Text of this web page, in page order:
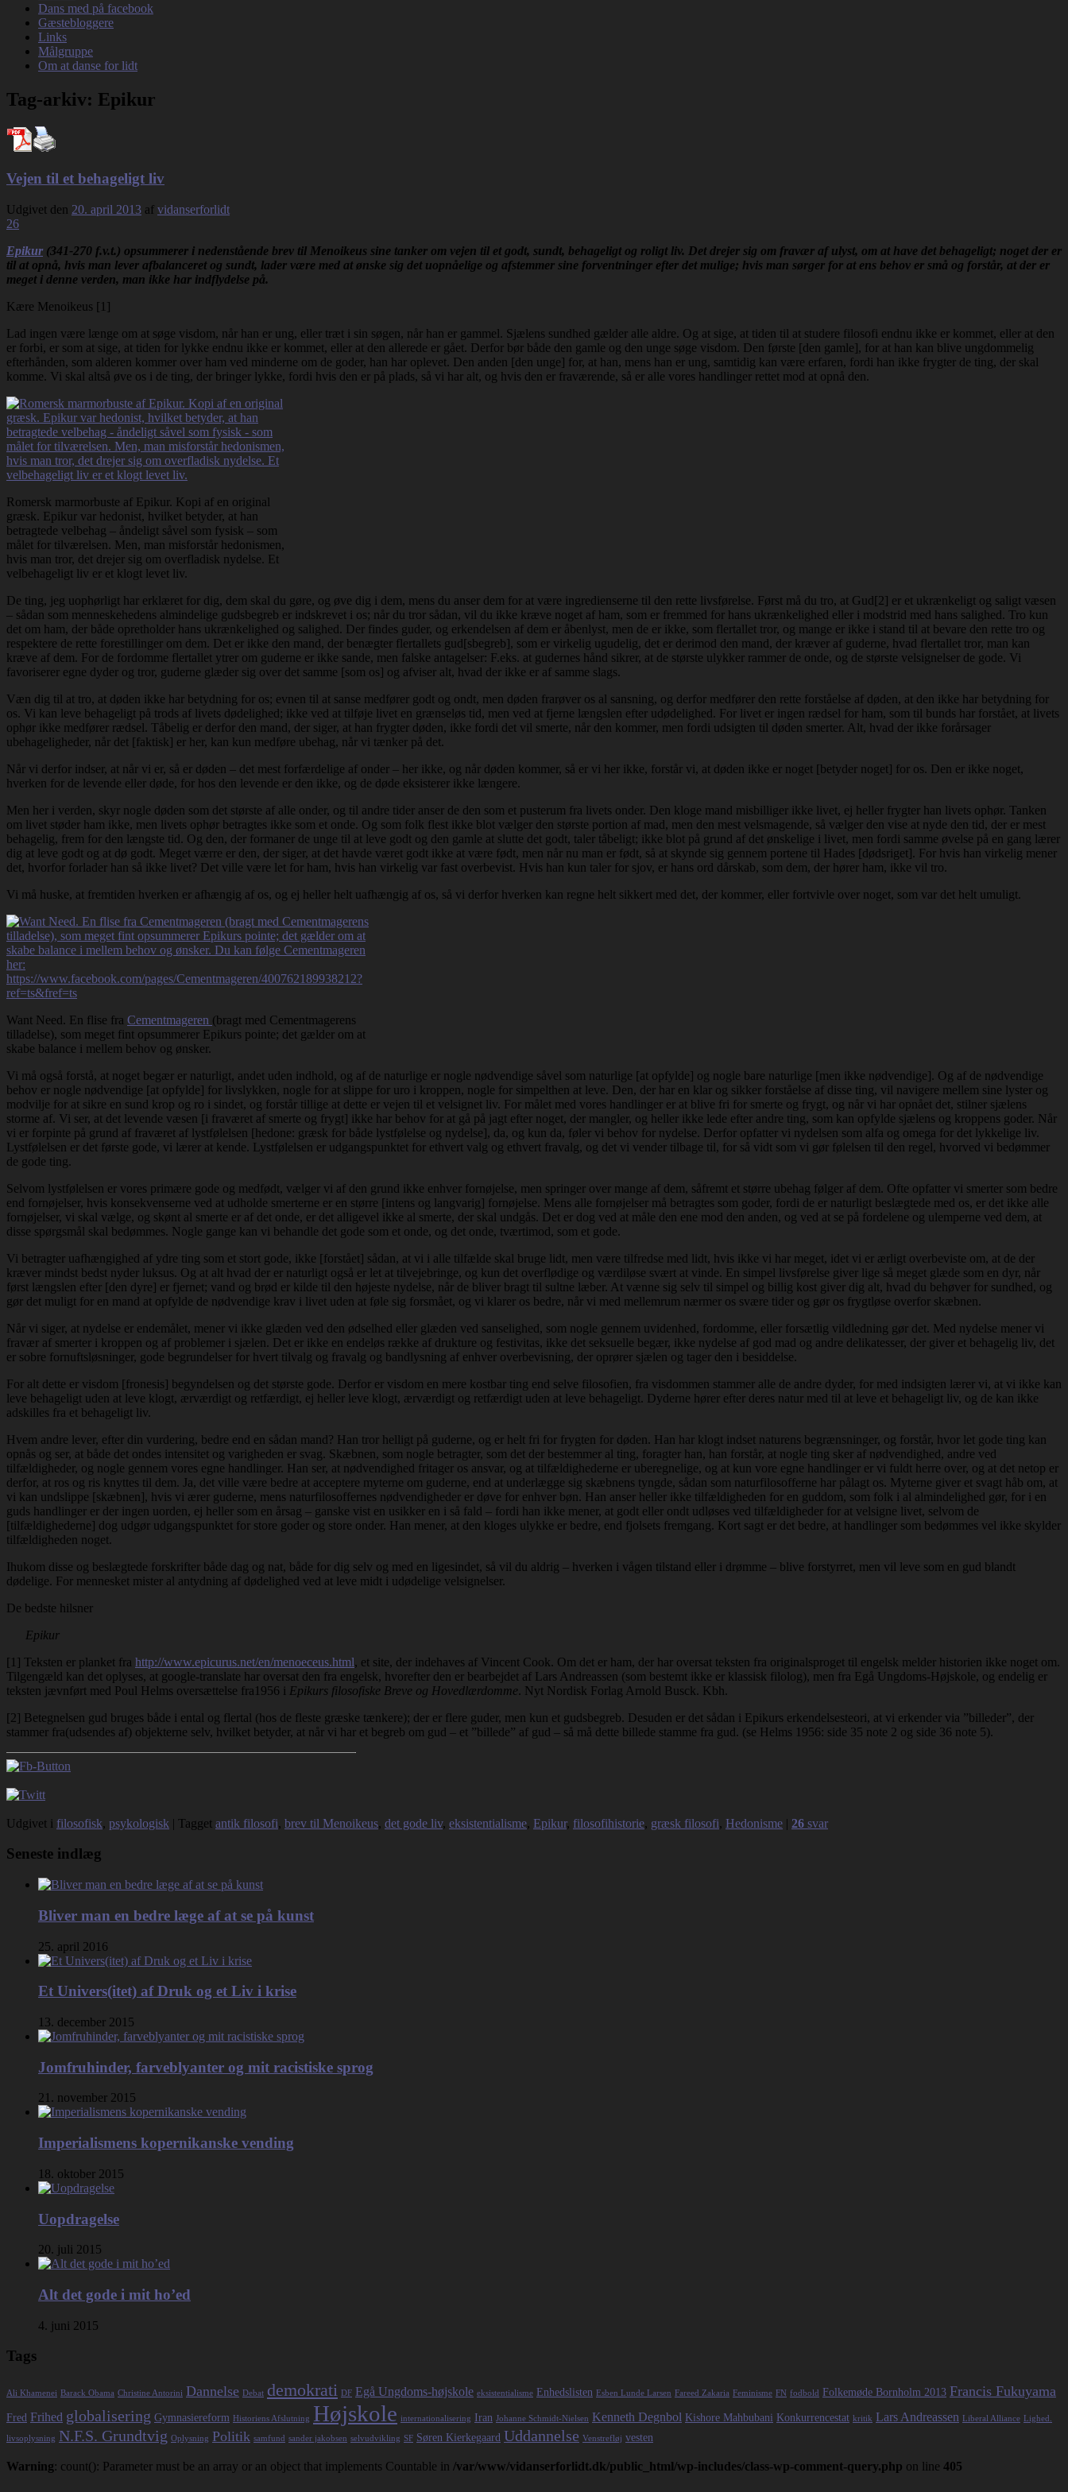
Dans med på facebook
Gæstebloggere
Links
Målgruppe
Om at danse for lidt
Tag-arkiv: Epikur
Vejen til et behageligt liv
Udgivet den 20. april 2013 af vidanserforlidt
26
Epikur(341-270 f.v.t.) opsummerer i nedenstående brev til Menoikeus sine tanker om vejen til et godt, sundt, behageligt og roligt liv. Det drejer sig om fravær af ulyst, om at have det behageligt; noget der er
til at opnå, hvis man lever afbalanceret og sundt, lader være med at ønske sig det uopnåelige og afstemmer sine forventninger efter det mulige; hvis man sørger for at ens behov er små og forstår, at der er
meget i denne verden, man ikke har indflydelse på.
Kære Menoikeus [1]
Lad ingen være længe om at søge visdom, når han er ung, eller træt i sin søgen, når han er gammel. Sjælens sundhed gælder alle aldre. Og at sige, at tiden til at studere filosofi endnu ikke er kommet, eller at den
er forbi, er som at sige, at tiden for lykke endnu ikke er kommet, eller at den allerede er gået. Derfor bør både den gamle og den unge søge visdom. Den første [den gamle], for at han kan blive ungdommelig
efterhånden, som alderen kommer over ham ved minderne om de goder, han har oplevet. Den anden [den unge] for, at han, mens han er ung, samtidig kan være erfaren, fordi han ikke frygter de ting, der skal
komme. Vi skal altså øve os i de ting, der bringer lykke, fordi hvis den er på plads, så vi har alt, og hvis den er fraværende, så er alle vores handlinger rettet mod at opnå den.
Romersk marmorbuste af Epikur. Kopi af en original
græsk. Epikur var hedonist, hvilket betyder, at han
betragtede velbehag – åndeligt såvel som fysisk – som
målet for tilværelsen. Men, man misforstår hedonismen,
hvis man tror, det drejer sig om overfladisk nydelse. Et
velbehageligt liv er et klogt levet liv.
De ting, jeg uophørligt har erklæret for dig, dem skal du gøre, og øve dig i dem, mens du anser dem for at være ingredienserne til den rette livsførelse. Først må du tro, ​​at Gud[2] er et ukrænkeligt og saligt væsen
– sådan som menneskehedens almindelige gudsbegreb er indskrevet i os; når du tror sådan, vil du ikke kræve noget af ham, som er fremmed for hans ukrænkelighed eller i modstrid med hans salighed. Tro kun
det om ham, der både opretholder hans ukrænkelighed og salighed. Der findes guder, og erkendelsen af dem er åbenlyst, men de er ikke, som flertallet tror, og mange er ikke i stand til at bevare den rette tro og
respektere de rette forestillinger om dem. Det er ikke den mand, der benægter flertallets gud[sbegreb], som er virkelig ugudelig, det er derimod den mand, der kræver af guderne, hvad flertallet tror, man kan
kræve af dem. For de fordomme flertallet ytrer om guderne er ikke sande, men falske antagelser: F.eks. at gudernes hånd sikrer, at de største ulykker rammer de onde, og de største velsignelser de gode. Vi
favoriserer egne dyder og tror, guderne glæder sig over det samme [som os] og afviser alt, hvad der ikke er af samme slags.
Væn dig til at tro, at døden ikke har betydning for os; evnen til at sanse medfører godt og ondt, men døden frarøver os al sansning, og derfor medfører den rette forståelse af døden, at den ikke har betydning for
os. Vi kan leve behageligt på trods af livets dødelighed; ikke ved at tilføje livet en grænseløs tid, men ved at fjerne længslen efter udødelighed. For livet er ingen rædsel for ham, som til bunds har forstået, at livets
ophør ikke medfører rædsel. Tåbelig er derfor den mand, der siger, at han frygter døden, ikke fordi det vil smerte, når den kommer, men fordi udsigten til døden smerter. Alt, hvad der ikke forårsager
ubehageligheder, når det [faktisk] er her, kan kun medføre ubehag, når vi tænker på det.
Når vi derfor indser, at når vi er, så er døden – det mest forfærdelige af onder – her ikke, og når døden kommer, så er vi her ikke, forstår vi, at døden ikke er noget [betyder noget] for os. Den er ikke noget,
hverken for de levende eller døde, for hos den levende er den ikke, og de døde eksisterer ikke længere.
Men her i verden, skyr nogle døden som det største af alle onder, og til andre tider anser de den som et pusterum fra livets onder. Den kloge mand misbilliger ikke livet, ej heller frygter han livets ophør. Tanken
om livet støder ham ikke, men livets ophør betragtes ikke som et onde. Og som folk flest ikke blot vælger den største portion af mad, men den mest velsmagende, så vælger den vise at nyde den tid, der er mest
behagelig, frem for den længste tid. Og den, der formaner de unge til at leve godt og den gamle at slutte det godt, taler tåbeligt; ikke blot på grund af det ønskelige i livet, men fordi samme øvelse på en gang lærer
dig at leve godt og at dø godt. Meget værre er den, der siger, at det havde været godt ikke at være født, men når nu man er født, så at skynde sig gennem portene til Hades [dødsriget]. For hvis han virkelig mener
det, hvorfor forlader han så ikke livet? Det ville være let for ham, hvis han virkelig var fast overbevist. Hvis han kun taler for sjov, er hans ord dårskab, som dem, der hører ham, ikke vil tro.
Vi må huske, at fremtiden hverken er afhængig af os, og ej heller helt uafhængig af os, så vi derfor hverken kan regne helt sikkert med det, der kommer, eller fortvivle over noget, som var det helt umuligt.
Want Need. En flise fra Cementmageren (bragt med Cementmagerens
tilladelse), som meget fint opsummerer Epikurs pointe; det gælder om at
skabe balance i mellem behov og ønsker.
Vi må også forstå, at noget begær er naturligt, andet uden indhold, og af de naturlige er nogle nødvendige såvel som naturlige [at opfylde] og nogle bare naturlige [men ikke nødvendige]. Og af de nødvendige
behov er nogle nødvendige [at opfylde] for livslykken, nogle for at slippe for uro i kroppen, nogle for simpelthen at leve. Den, der har en klar og sikker forståelse af disse ting, vil navigere mellem sine lyster og
modvilje for at sikre en sund krop og ro i sindet, og forstår tillige at dette er vejen til et velsignet liv. For målet med vores handlinger er at blive fri for smerte og frygt, og når vi har opnået det, stilner sjælens
storme af. Vi ser, at det levende væsen [i fraværet af smerte og frygt] ikke har behov for at gå på jagt efter noget, der mangler, og heller ikke lede efter andre ting, som kan opfylde sjælens og kroppens goder. Når
vi er forpinte på grund af fraværet af lystfølelsen [hedone: græsk for både lystfølelse og nydelse], da, og kun da, føler vi behov for nydelse. Derfor opfatter vi nydelsen som alfa og omega for det lykkelige liv.
Lystfølelsen er det første gode, vi lærer at kende. Lystfølelsen er udgangspunktet for ethvert valg og ethvert fravalg, og det vi vender tilbage til, for så vidt som vi gør følelsen til den regel, hvorved vi bedømmer
de gode ting.
Selvom lystfølelsen er vores primære gode og medfødt, vælger vi af den grund ikke enhver fornøjelse, men springer over mange af dem, såfremt et større ubehag følger af dem. Ofte opfatter vi smerter som bedre
end fornøjelser, hvis konsekvenserne ved at udholde smerterne er en større [intens og langvarig] fornøjelse. Mens alle fornøjelser må betragtes som goder, fordi de er naturligt beslægtede med os, er det ikke alle
fornøjelser, vi skal vælge, og skønt al smerte er af det onde, er det alligevel ikke al smerte, der skal undgås. Det er dog ved at måle den ene mod den anden, og ved at se på fordelene og ulemperne ved dem, at
disse spørgsmål skal bedømmes. Nogle gange kan vi behandle det gode som et onde, og det onde, tværtimod, som et gode.
Vi betragter uafhængighed af ydre ting som et stort gode, ikke [forstået] sådan, at vi i alle tilfælde skal bruge lidt, men være tilfredse med lidt, hvis ikke vi har meget, idet vi er ærligt overbeviste om, at de der
kræver mindst bedst nyder luksus. Og at alt hvad der er naturligt også er let at tilvejebringe, og kun det overflødige og værdiløse svært at vinde. En simpel livsførelse giver lige så meget glæde som en dyr, når
først længslen efter [den dyre] er fjernet; vand og brød er kilde til den højeste nydelse, når de bliver bragt til sultne læber. At vænne sig selv til simpel og billig kost giver dig alt, hvad du behøver for sundhed, og
gør det muligt for en mand at opfylde de nødvendige krav i livet uden at føle sig forsmået, og vi klarer os bedre, når vi med mellemrum nærmer os svære tider og gør os frygtløse overfor skæbnen.
Når vi siger, at nydelse er endemålet, mener vi ikke glæden ved den ødselhed eller glæden ved sanselighed, som nogle gennem uvidenhed, fordomme, eller forsætlig vildledning gør det. Med nydelse mener vi
fravær af smerter i kroppen og af problemer i sjælen. Det er ikke en endeløs række af drukture og festivitas, ikke det seksuelle begær, ikke nydelse af god mad og andre delikatesser, der giver et behagelig liv, det
er sobre fornuftsløsninger, gode begrundelser for hvert tilvalg og fravalg og bandlysning af enhver overbevisning, der oprører sjælen og tager den i besiddelse.
For alt dette er visdom [fronesis] begyndelsen og det største gode. Derfor er visdom en mere kostbar ting end selve filosofien, fra visdommen stammer alle de andre dyder, for med indsigten lærer vi, at vi ikke kan
leve behageligt uden at leve klogt, ærværdigt og retfærdigt, ej heller leve klogt, ærværdigt og retfærdigt uden at leve behageligt. Dyderne hører efter deres natur med til at leve et behageligt liv, og de kan ikke
adskilles fra et behageligt liv.
Hvem andre lever, efter din vurdering, bedre end en sådan mand? Han tror helligt på guderne, og er helt fri for frygten for døden. Han har klogt indset naturens begrænsninger, og forstår, hvor let gode ting kan
opnås og ser, at både det ondes intensitet og varigheden er svag. Skæbnen, som nogle betragter, som det der bestemmer al ting, foragter han, han forstår, at nogle ting sker af nødvendighed, andre ved
tilfældigheder, og nogle gennem vores egne handlinger. Han ser, at nødvendighed fritager os ansvar, og at tilfældighederne er uberegnelige, og at kun vore egne handlinger er vi fuldt herre over, og at det netop er
derfor, at ros og ris knyttes til dem. Ja, det ville være bedre at acceptere myterne om guderne, end at underlægge sig skæbnens tyngde, sådan som naturfilosofferne har pålagt os. Myterne giver et svagt håb om, at
vi kan undslippe [skæbnen], hvis vi ærer guderne, mens naturfilosoffernes nødvendigheder er døve for enhver bøn. Han anser heller ikke tilfældigheden for en guddom, som folk i al almindelighed gør, for i en
guds handlinger er der ingen uorden, ej heller som en årsag – ganske vist en usikker en i så fald – fordi han ikke mener, at godt eller ondt udløses ved tilfældigheder for at velsigne livet, selvom de
[tilfældighederne] dog udgør udgangspunktet for store goder og store onder. Han mener, at den kloges ulykke er bedre, end fjolsets fremgang. Kort sagt er det bedre, at handlinger som bedømmes vel ikke skylder
tilfældigheden noget.
Ihukom disse og beslægtede forskrifter både dag og nat, både for dig selv og med en ligesindet, så vil du aldrig – hverken i vågen tilstand eller i drømme – blive forstyrret, men vil leve som en gud blandt
dødelige. For mennesket mister al antydning af dødelighed ved at leve midt i udødelige velsignelser.
De bedste hilsner
Epikur
[1] Teksten er planket fra http://www.epicurus.net/en/menoeceus.html, et site, der indehaves af Vincent Cook. Om det er ham, der har oversat teksten fra originalsproget til engelsk melder historien ikke noget om.
Tilgengæld kan det oplyses, at google-translate har oversat den fra engelsk, hvorefter den er bearbejdet af Lars Andreassen (som bestemt ikke er klassisk filolog), men fra Egå Ungdoms-Højskole, og endelig er
teksten jævnført med Poul Helms oversættelse fra1956 i Epikurs filosofiske Breve og Hovedlærdomme. Nyt Nordisk Forlag Arnold Busck. Kbh.
[2] Betegnelsen gud bruges både i ental og flertal (hos de fleste græske tænkere); der er flere guder, men kun et gudsbegreb. Desuden er det sådan i Epikurs erkendelsesteori, at vi erkender via ”billeder”, der
stammer fra(udsendes af) objekterne selv, hvilket betyder, at når vi har et begreb om gud – et ”billede” af gud – så må dette billede stamme fra gud. (se Helms 1956: side 35 note 2 og side 36 note 5).
Udgivet i filosofisk, psykologisk | Tagget antik filosofi, brev til Menoikeus, det gode liv, eksistentialisme, Epikur, filosofihistorie, græsk filosofi, Hedonisme | 26 svar
Seneste indlæg
Bliver man en bedre læge af at se på kunst
25. april 2016
Et Univers(itet) af Druk og et Liv i krise
13. december 2015
Jomfruhinder, farveblyanter og mit racistiske sprog
21. november 2015
Imperialismens kopernikanske vending
18. oktober 2015
Uopdragelse
20. juli 2015
Alt det gode i mit ho’ed
4. juni 2015
Tags
Ali Khamenei Barack Obama Christine Antorini Dannelse Debat demokrati DF Egå Ungdoms-højskole eksistentialisme Enhedslisten Esben Lunde Larsen Fareed Zakaria Feminisme FN fodbold Folkemøde Bornholm 2013 Francis Fukuyama
Fred Frihed globalisering Gymnasiereform Historiens Afslutning Højskole internationalisering Iran Johanne Schmidt-Nielsen Kenneth Degnbol Kishore Mahbubani Konkurrencestat kritik Lars Andreassen Liberal Alliance Lighed.
livsoplysning N.F.S. Grundtvig Oplysning Politik samfund sander jakobsen selvudvikling SF Søren Kierkegaard Uddannelse Venstrefløj vesten
Warning: count(): Parameter must be an array or an object that implements Countable in /var/www/vidanserforlidt.dk/public_html/wp-includes/class-wp-comment-query.php on line 405